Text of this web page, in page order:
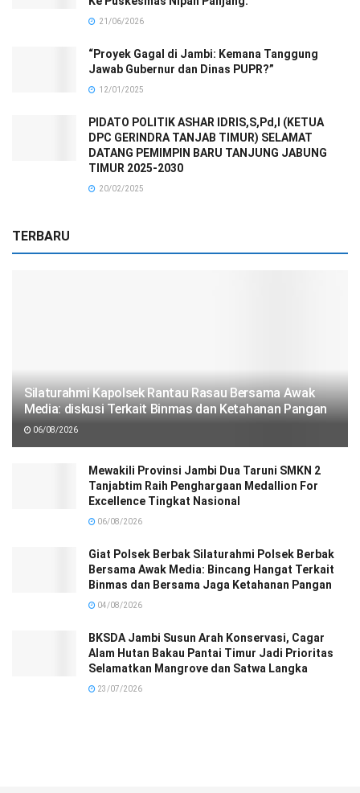
21/06/2026
“Proyek Gagal di Jambi: Kemana Tanggung
Jawab Gubernur dan Dinas PUPR?”
12/01/2025
PIDATO POLITIK ASHAR IDRIS,S,Pd,I (KETUA
DPC GERINDRA TANJAB TIMUR) SELAMAT
DATANG PEMIMPIN BARU TANJUNG JABUNG
TIMUR 2025-2030
20/02/2025
TERBARU
Silaturahmi Kapolsek Rantau Rasau Bersama Awak
Media: diskusi Terkait Binmas dan Ketahanan Pangan
06/08/2026
Mewakili Provinsi Jambi Dua Taruni SMKN 2
Tanjabtim Raih Penghargaan Medallion For
Excellence Tingkat Nasional
06/08/2026
Giat Polsek Berbak Silaturahmi Polsek Berbak
Bersama Awak Media: Bincang Hangat Terkait
Binmas dan Bersama Jaga Ketahanan Pangan
04/08/2026
BKSDA Jambi Susun Arah Konservasi, Cagar
Alam Hutan Bakau Pantai Timur Jadi Prioritas
Selamatkan Mangrove dan Satwa Langka
23/07/2026